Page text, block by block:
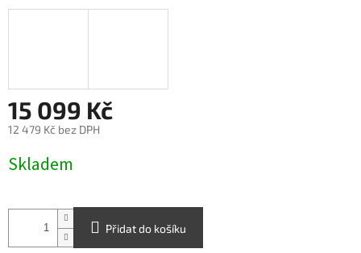
15 099 Kč
12 479 Kč bez DPH
cena:
Skladem
Přidat do košíku